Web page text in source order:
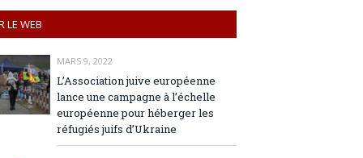
LE WEB
MARS 9, 2022
L’Association juive européenne
lance une campagne à l’échelle
européenne pour héberger les
réfugiés juifs d’Ukraine